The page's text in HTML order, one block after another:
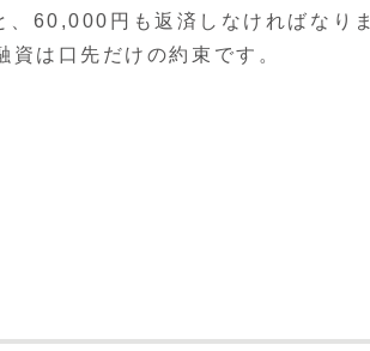
60,000円も返済しなければなり
は口先だけの約束です。